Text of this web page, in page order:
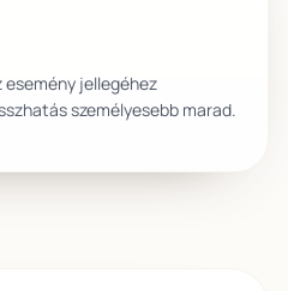
esemény jellegéhez
személyesebb marad.